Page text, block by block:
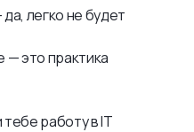
легко не будет
— это практика
работу в IТ